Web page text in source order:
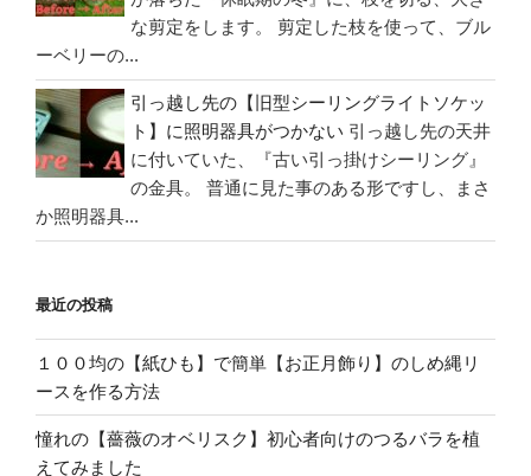
な剪定をします。 剪定した枝を使って、ブル
ーベリーの...
引っ越し先の【旧型シーリングライトソケッ
ト】に照明器具がつかない 引っ越し先の天井
に付いていた、『古い引っ掛けシーリング』
の金具。 普通に見た事のある形ですし、まさ
か照明器具...
最近の投稿
１００均の【紙ひも】で簡単【お正月飾り】のしめ縄リ
ースを作る方法
憧れの【薔薇のオベリスク】初心者向けのつるバラを植
えてみました